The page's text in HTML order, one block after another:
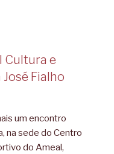
Cultura e
Fialho
um encontro
na sede do Centro
do Ameal,